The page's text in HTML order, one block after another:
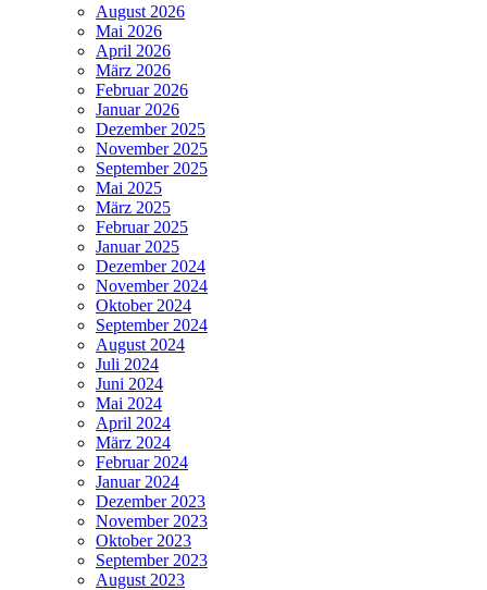
August 2026
Mai 2026
April 2026
März 2026
Februar 2026
Januar 2026
Dezember 2025
November 2025
September 2025
Mai 2025
März 2025
Februar 2025
Januar 2025
Dezember 2024
November 2024
Oktober 2024
September 2024
August 2024
Juli 2024
Juni 2024
Mai 2024
April 2024
März 2024
Februar 2024
Januar 2024
Dezember 2023
November 2023
Oktober 2023
September 2023
August 2023